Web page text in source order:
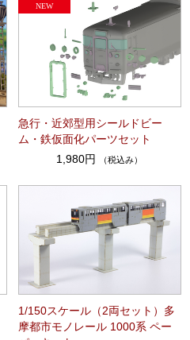
急行・近郊型用シールドビー
ム・鉄仮面化パーツセット
1,980円
（税込み）
1/150スケール（2両セット）多
摩都市モノレール 1000系 ペー